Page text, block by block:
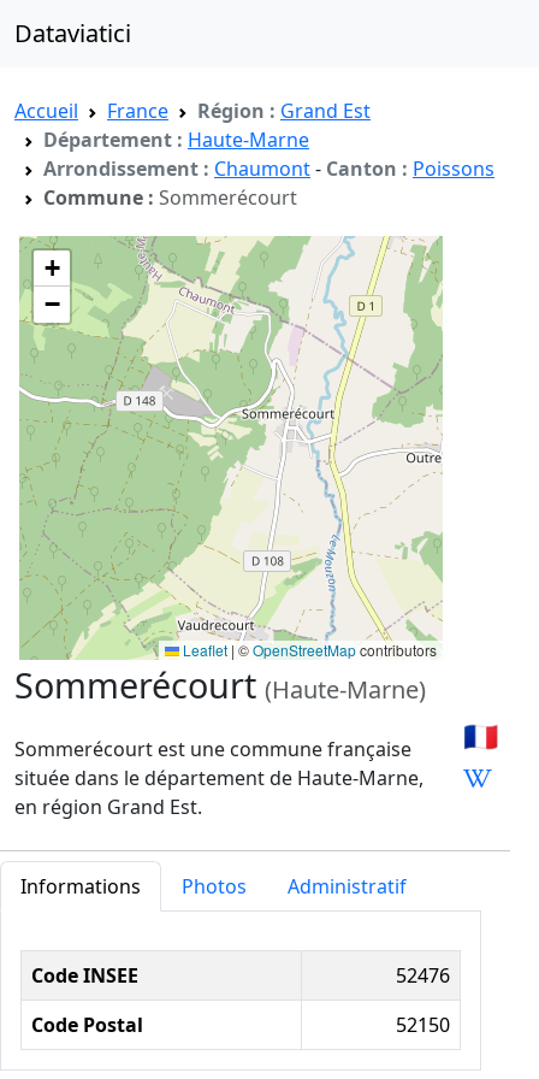
Dataviatici
Accueil France Région : Grand Est
Département : Haute-Marne
Arrondissement : Chaumont- Canton : Poissons
Commune : Sommerécourt
+
−
Leaflet | ©OpenStreetMapcontributors
Sommerécourt (Haute-Marne)
Sommerécourt est une commune française
située dans le département de Haute-Marne,
en région Grand Est.
🇫🇷
Informations Photos Administratif
Informations administratives
Code INSEE
52476
Code Postal
52150